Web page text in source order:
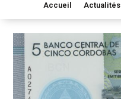
Accueil Actualités